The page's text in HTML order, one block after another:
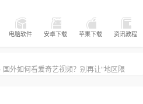
电脑软件 安卓下载 苹果下载 资讯教程
国外如何看爱奇艺视频？别再让"地区限